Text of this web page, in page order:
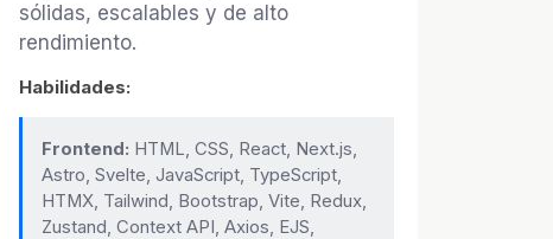
sólidas, escalables y de alto
rendimiento.
Habilidades:
Frontend: HTML, CSS, React, Next.js,
Astro, Svelte, JavaScript, TypeScript,
HTMX, Tailwind, Bootstrap, Vite, Redux,
Zustand, Context API, Axios, EJS,